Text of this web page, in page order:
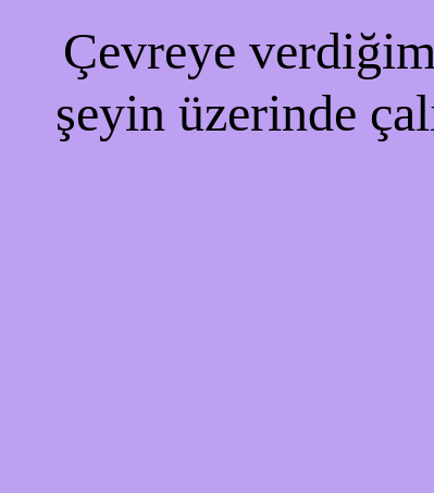
Çevreye
şeyin üzerinde